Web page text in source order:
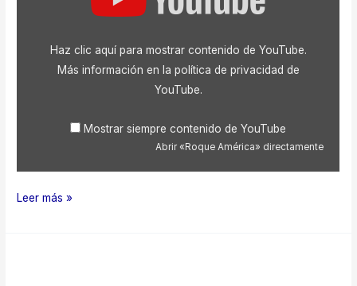
Haz clic aquí para mostrar contenido de YouTube.
Más información en la política de privacidad de
YouTube.
Mostrar siempre contenido de YouTube
Abrir «Roque América» directamente
Roque
Leer más »